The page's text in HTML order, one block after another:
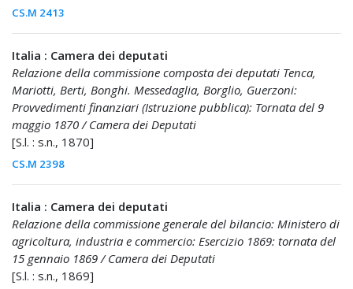
CS.M 2413
Italia : Camera dei deputati
Relazione della commissione composta dei deputati Tenca,
Mariotti, Berti, Bonghi. Messedaglia, Borglio, Guerzoni:
Provvedimenti finanziari (Istruzione pubblica): Tornata del 9
maggio 1870 / Camera dei Deputati
[S.l. : s.n., 1870]
CS.M 2398
Italia : Camera dei deputati
Relazione della commissione generale del bilancio: Ministero di
agricoltura, industria e commercio: Esercizio 1869: tornata del
15 gennaio 1869 / Camera dei Deputati
[S.l. : s.n., 1869]